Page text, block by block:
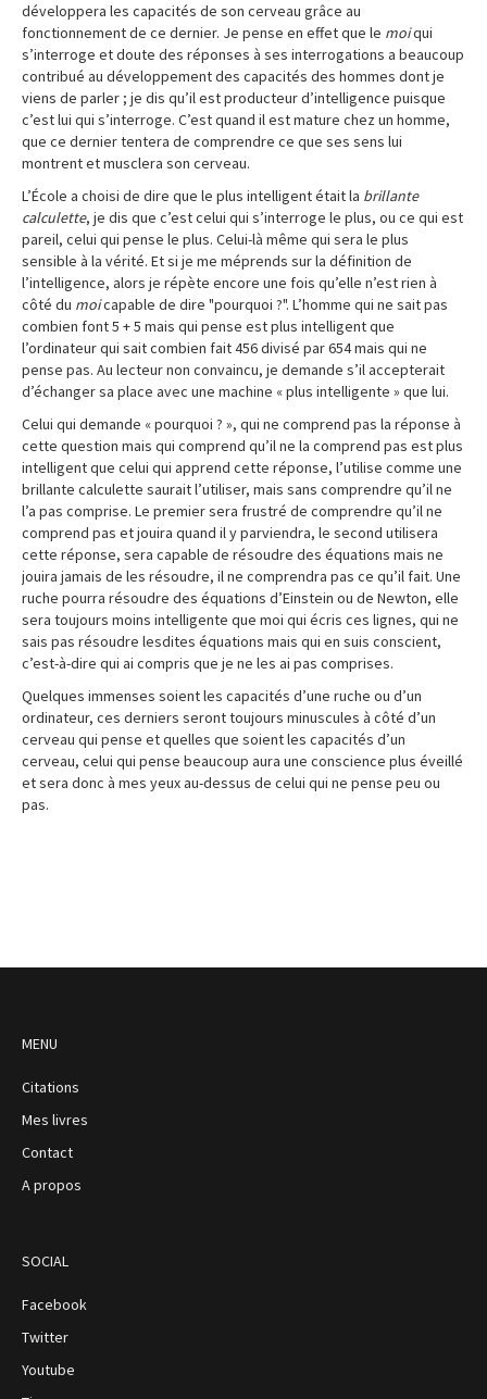
développera les capacités de son cerveau grâce au
fonctionnement de ce dernier. Je pense en effet que le moiqui
s’interroge et doute des réponses à ses interrogations a beaucoup
contribué au développement des capacités des hommes dont je
viens de parler ; je dis qu’il est producteur d’intelligence puisque
c’est lui qui s’interroge. C’est quand il est mature chez un homme,
que ce dernier tentera de comprendre ce que ses sens lui
montrent et musclera son cerveau.
L’École a choisi de dire que le plus intelligent était la brillante
calculette, je dis que c’est celui qui s’interroge le plus, ou ce qui est
pareil, celui qui pense le plus. Celui-là même qui sera le plus
sensible à la vérité. Et si je me méprends sur la définition de
l’intelligence, alors je répète encore une fois qu’elle n’est rien à
côté du moicapable de dire "pourquoi ?". L’homme qui ne sait pas
combien font 5 + 5 mais qui pense est plus intelligent que
l’ordinateur qui sait combien fait 456 divisé par 654 mais qui ne
pense pas. Au lecteur non convaincu, je demande s’il accepterait
d’échanger sa place avec une machine « plus intelligente » que lui.
Celui qui demande « pourquoi ? », qui ne comprend pas la réponse à
cette question mais qui comprend qu’il ne la comprend pas est plus
intelligent que celui qui apprend cette réponse, l’utilise comme une
brillante calculette saurait l’utiliser, mais sans comprendre qu’il ne
l’a pas comprise. Le premier sera frustré de comprendre qu’il ne
comprend pas et jouira quand il y parviendra, le second utilisera
cette réponse, sera capable de résoudre des équations mais ne
jouira jamais de les résoudre, il ne comprendra pas ce qu’il fait. Une
ruche pourra résoudre des équations d’Einstein ou de Newton, elle
sera toujours moins intelligente que moi qui écris ces lignes, qui ne
sais pas résoudre lesdites équations mais qui en suis conscient,
c’est-à-dire qui ai compris que je ne les ai pas comprises.
Quelques immenses soient les capacités d’une ruche ou d’un
ordinateur, ces derniers seront toujours minuscules à côté d’un
cerveau qui pense et quelles que soient les capacités d’un
cerveau, celui qui pense beaucoup aura une conscience plus éveillé
et sera donc à mes yeux au-dessus de celui qui ne pense peu ou
pas.
MENU
Citations
Mes livres
Contact
A propos
SOCIAL
Facebook
Twitter
Youtube